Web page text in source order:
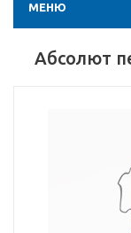
МЕНЮ
Абсолют